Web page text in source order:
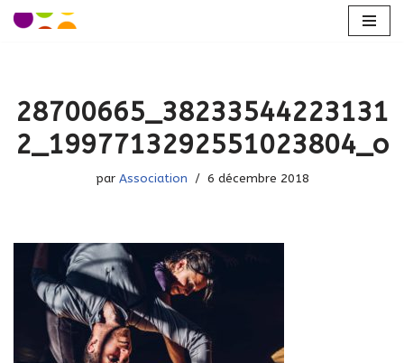
28700665_38233544223131
2_1997713292551023804_o
par Association 6 décembre 2018